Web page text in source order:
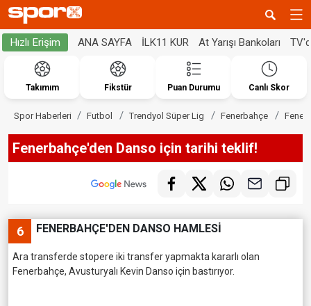
Hızlı Erişim ANA SAYFA İLK11 KUR At Yarışı Bankoları
Takımım Fikstür Puan Durumu Canlı Skor
Spor Haberleri Futbol Trendyol Süper Lig Fenerbahçe
Fenerbahçe'den Danso için tarihi teklif!
6 FENERBAHÇE'DEN DANSO HAMLESİ
Ara transferde stopere iki transfer yapmakta kararlı olan
Fenerbahçe, Avusturyalı Kevin Danso için bastırıyor.